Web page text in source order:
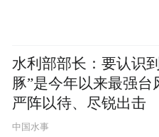
水利部部长：要认识
豚”是今年以来最强台
严阵以待、尽锐出击
中国水事